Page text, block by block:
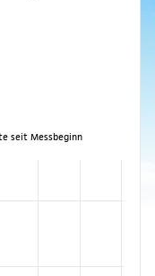
seit Messbeginn